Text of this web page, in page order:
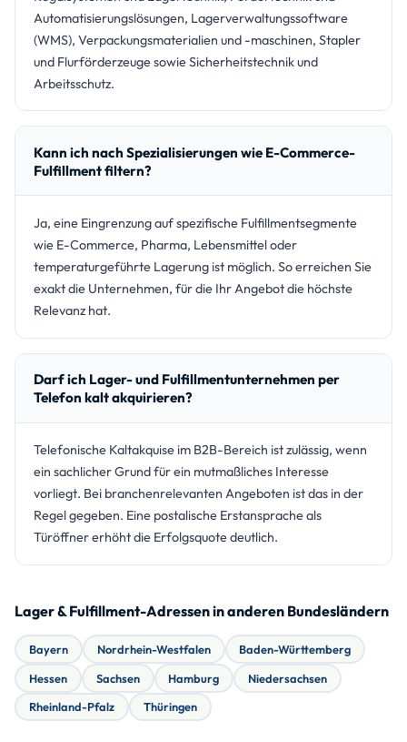
Automatisierungslösungen, Lagerverwaltungssoftware
(WMS), Verpackungsmaterialien und -maschinen, Stapler
und Flurförderzeuge sowie Sicherheitstechnik und
Arbeitsschutz.
Kann ich nach Spezialisierungen wie E-Commerce-
Fulfillment filtern?
Ja, eine Eingrenzung auf spezifische Fulfillmentsegmente
wie E-Commerce, Pharma, Lebensmittel oder
temperaturgeführte Lagerung ist möglich. So erreichen Sie
exakt die Unternehmen, für die Ihr Angebot die höchste
Relevanz hat.
Darf ich Lager- und Fulfillmentunternehmen per
Telefon kalt akquirieren?
Telefonische Kaltakquise im B2B-Bereich ist zulässig, wenn
ein sachlicher Grund für ein mutmaßliches Interesse
vorliegt. Bei branchenrelevanten Angeboten ist das in der
Regel gegeben. Eine postalische Erstansprache als
Türöffner erhöht die Erfolgsquote deutlich.
Lager & Fulfillment-Adressen in anderen Bundesländern
Bayern Nordrhein-Westfalen
Baden-Württemberg
Hessen
Sachsen Hamburg
Niedersachsen
Rheinland-Pfalz
Thüringen